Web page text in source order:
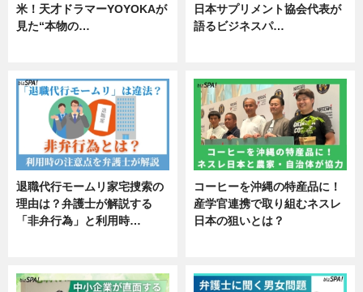
米！天才ドラマーYOYOKAが
見た“本物の…
日本サプリメント協会代表が
語るビジネスパ…
退職代行モームリ家宅捜索の
理由は？弁護士が解説する
「非弁行為」と利用時…
コーヒーを沖縄の特産品に！
産学官連携で取り組むネスレ
日本の狙いとは？